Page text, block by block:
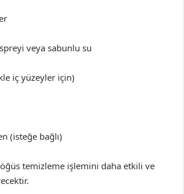
veya sabunlu su
iç yüzeyler için)
(isteğe bağlı)
temizleme işlemini daha etkili ve